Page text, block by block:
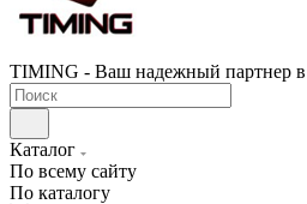
TIMING - Ваш надежный партнер в
Каталог
По всему сайту
По каталогу